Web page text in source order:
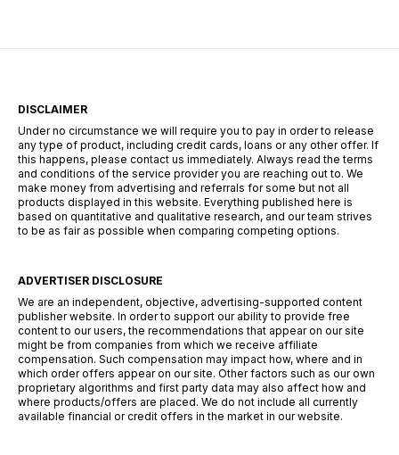
DISCLAIMER
Under no circumstance we will require you to pay in order to release
any type of product, including credit cards, loans or any other offer. If
this happens, please contact us immediately. Always read the terms
and conditions of the service provider you are reaching out to. We
make money from advertising and referrals for some but not all
products displayed in this website. Everything published here is
based on quantitative and qualitative research, and our team strives
to be as fair as possible when comparing competing options.
ADVERTISER DISCLOSURE
We are an independent, objective, advertising-supported content
publisher website. In order to support our ability to provide free
content to our users, the recommendations that appear on our site
might be from companies from which we receive affiliate
compensation. Such compensation may impact how, where and in
which order offers appear on our site. Other factors such as our own
proprietary algorithms and first party data may also affect how and
where products/offers are placed. We do not include all currently
available financial or credit offers in the market in our website.